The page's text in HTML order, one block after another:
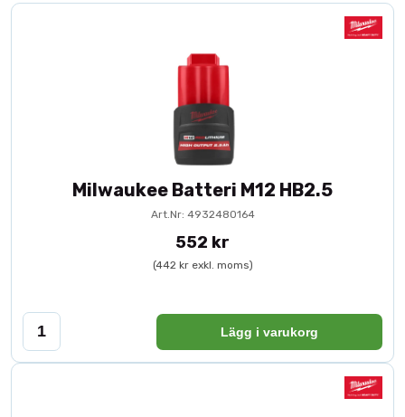
Milwaukee Batteri M12 HB2.5
Art.Nr: 4932480164
552 kr
(442 kr exkl. moms)
Lägg i varukorg